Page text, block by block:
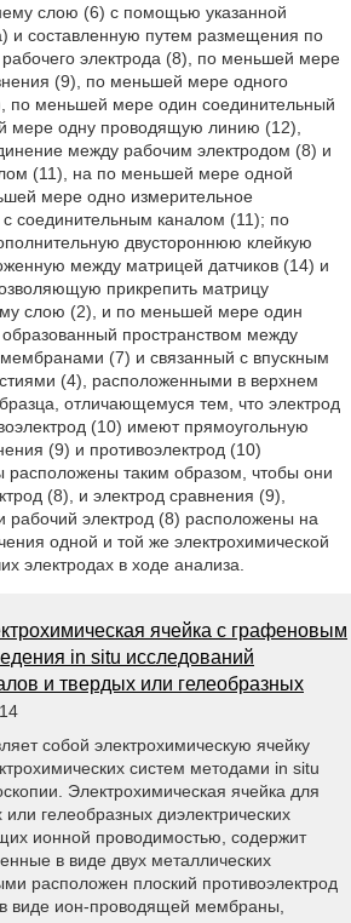
слою (6) с помощью указанной
и составленную путем размещения по
электрода (8), по меньшей мере
(9), по меньшей мере одного
по меньшей мере один соединительный
мере одну проводящую линию (12),
между рабочим электродом (8) и
(11), на по меньшей мере одной
мере одно измерительное
с соединительным каналом (11); по
двустороннюю клейкую
между матрицей датчиков (14) и
прикрепить матрицу
слою (2), и по меньшей мере один
пространством между
(7) и связанный с впускным
(4), расположенными в верхнем
отличающемуся тем, что электрод
(10) имеют прямоугольную
(9) и противоэлектрод (10)
таким образом, чтобы они
(8), и электрод сравнения (9),
рабочий электрод (8) расположены на
одной и той же электрохимической
электродах в ходе анализа.
ячейка с графеновым
in situ исследований
и твердых или гелеобразных
собой электрохимическую ячейку
систем методами in situ
Электрохимическая ячейка для
гелеобразных диэлектрических
ионной проводимостью, содержит
в виде двух металлических
расположен плоский противоэлектрод
в виде ион-проводящей мембраны,